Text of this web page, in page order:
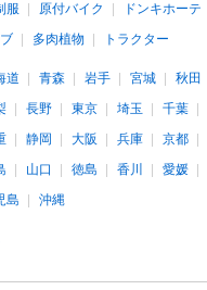
服 原付バイク ドンキホーテ
多肉植物 トラクター
道 青森 岩手 宮城 秋田
長野 東京 埼玉 千葉
静岡 大阪 兵庫 京都
山口 徳島 香川 愛媛
島 沖縄